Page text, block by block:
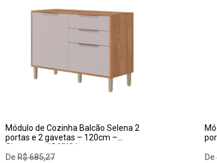
PROF
Módulo de Cozinha Balcão Selena 2
portas e 2 gavetas – 120cm –
Cinamomo/OffWhite
R$685,27